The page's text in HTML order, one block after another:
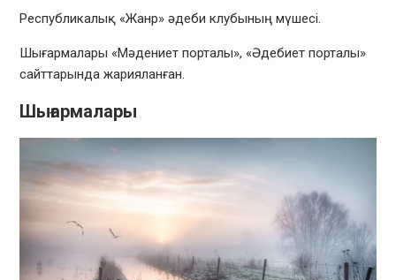
Республикалық «Жанр» әдеби клубының мүшесі.
Шығармалары «Мәдениет порталы», «Әдебиет порталы»
сайттарында жарияланған.
Шығармалары